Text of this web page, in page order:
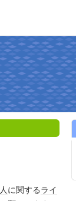
に関するライ